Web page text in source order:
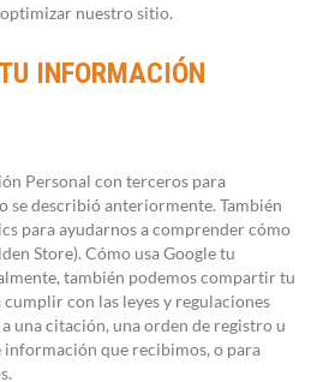
nuestro sitio.
INFORMACIÓN
Personal con terceros para
se describió anteriormente. También
para ayudarnos a comprender cómo
Store). Cómo usa Google tu
también podemos compartir tu
con las leyes y regulaciones
una citación, una orden de registro u
información que recibimos, o para